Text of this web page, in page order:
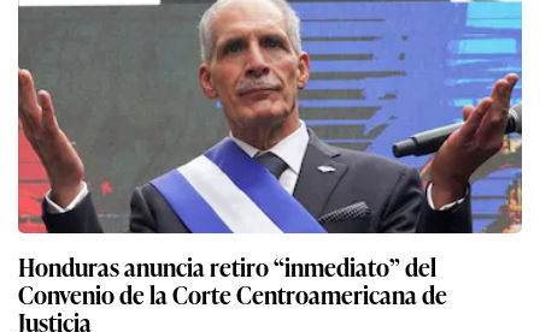
Honduras anuncia retiro “inmediato” del
Convenio de la Corte Centroamericana de
Justicia